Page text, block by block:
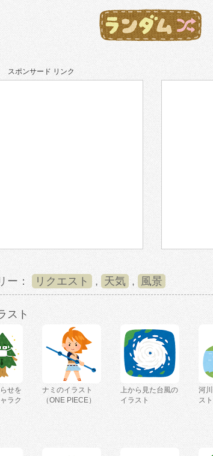
スポンサード リンク
ー： リクエスト , 天気 , 風景
スト
せを
ラク
ナミのイラスト
（ONE PIECE）
上から見た台風の
イラスト
河
スト